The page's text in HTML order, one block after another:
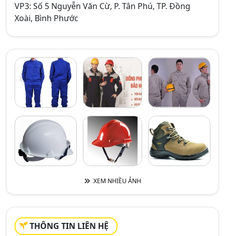
VP3: Số 5 Nguyễn Văn Cừ, P. Tân Phú, TP. Đồng
Xoài, Bình Phước
XEM NHIỀU ẢNH
THÔNG TIN LIÊN HỆ